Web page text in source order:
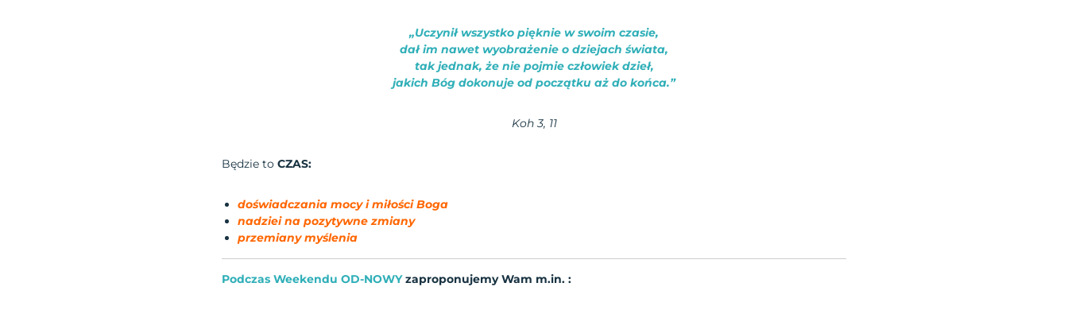
„Uczynił wszystko pięknie w swoim czasie,
dał im nawet wyobrażenie o dziejach świata,
tak jednak, że nie pojmie człowiek dzieł,
jakich Bóg dokonuje od początku aż do końca.”
Koh 3, 11
Będzie to CZAS:
doświadczania mocy i miłości Boga
nadziei na pozytywne zmiany
przemiany myślenia
Podczas Weekendu OD-NOWYzaproponujemy Wam m.in. :